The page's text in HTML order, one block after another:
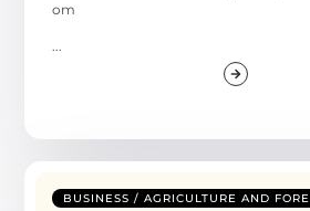
om
BUSINESS / AGRICULTURE AND